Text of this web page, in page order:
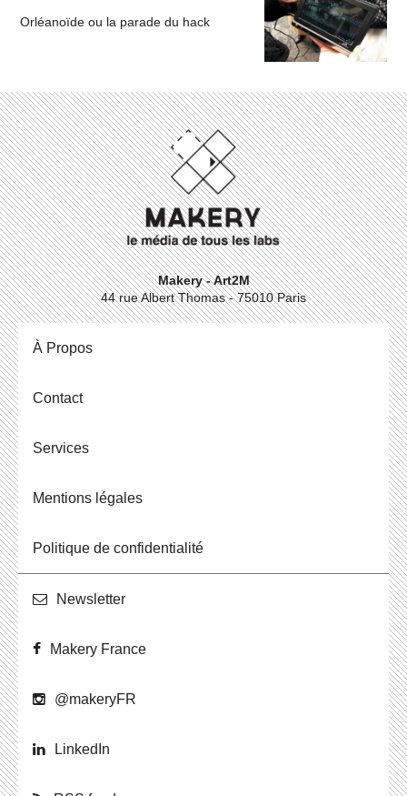
Orléanoïde ou la parade du hack
Makery - Art2M
44 rue Albert Thomas - 75010 Paris
À Propos
Contact
Ser­vices
Men­tions légales
Po­li­tique de confidentialité
News­let­ter
Makery France
@ma­ke­ryFR
Lin­ke­dIn